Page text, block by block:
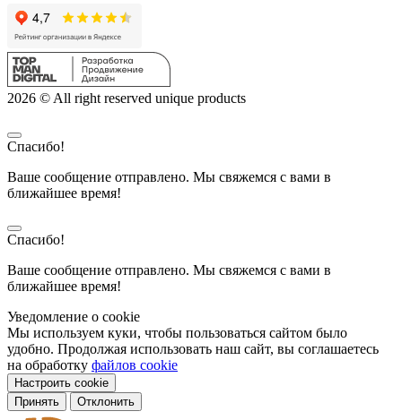
2026 © All right reserved unique products
Спасибо!
Ваше сообщение отправлено. Мы свяжемся с вами в
ближайшее время!
Спасибо!
Ваше сообщение отправлено. Мы свяжемся с вами в
ближайшее время!
Уведомление о cookie
Мы используем куки, чтобы пользоваться сайтом было
удобно. Продолжая использовать наш сайт, вы соглашаетесь
на обработку файлов cookie
Настроить cookie
Принять
Отклонить